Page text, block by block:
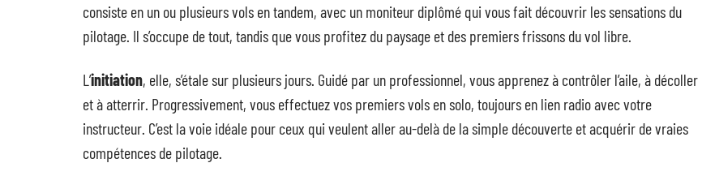
consiste en un ou plusieurs vols en tandem, avec un moniteur diplômé qui vous fait découvrir les sensations du
pilotage. Il s’occupe de tout, tandis que vous profitez du paysage et des premiers frissons du vol libre.
L’initiation, elle, s’étale sur plusieurs jours. Guidé par un professionnel, vous apprenez à contrôler l’aile, à décoller
et à atterrir. Progressivement, vous effectuez vos premiers vols en solo, toujours en lien radio avec votre
instructeur. C’est la voie idéale pour ceux qui veulent aller au-delà de la simple découverte et acquérir de vraies
compétences de pilotage.